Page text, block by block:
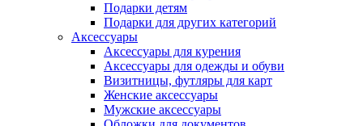
Подарки детям
Подарки для других категорий
Аксессуары
Аксессуары для курения
Аксессуары для одежды и обуви
Визитницы, футляры для карт
Женские аксессуары
Мужские аксессуары